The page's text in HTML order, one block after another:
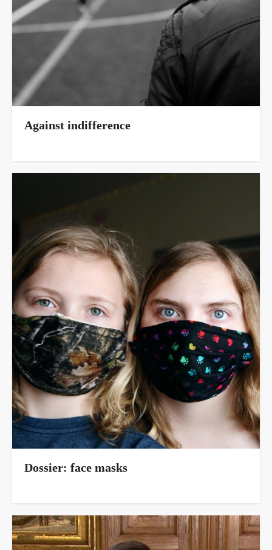
Against indifference
Dossier: face masks